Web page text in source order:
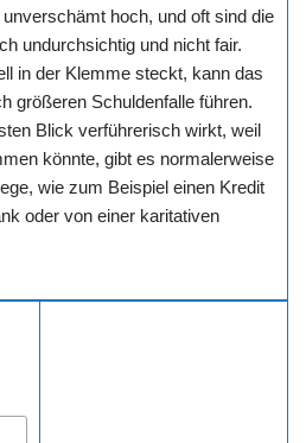
hoch, und oft sind die
undurchsichtig und nicht fair.
in der Klemme steckt, kann das
größeren Schuldenfalle führen.
Blick verführerisch wirkt, weil
könnte, gibt es normalerweise
wie zum Beispiel einen Kredit
oder von einer karitativen